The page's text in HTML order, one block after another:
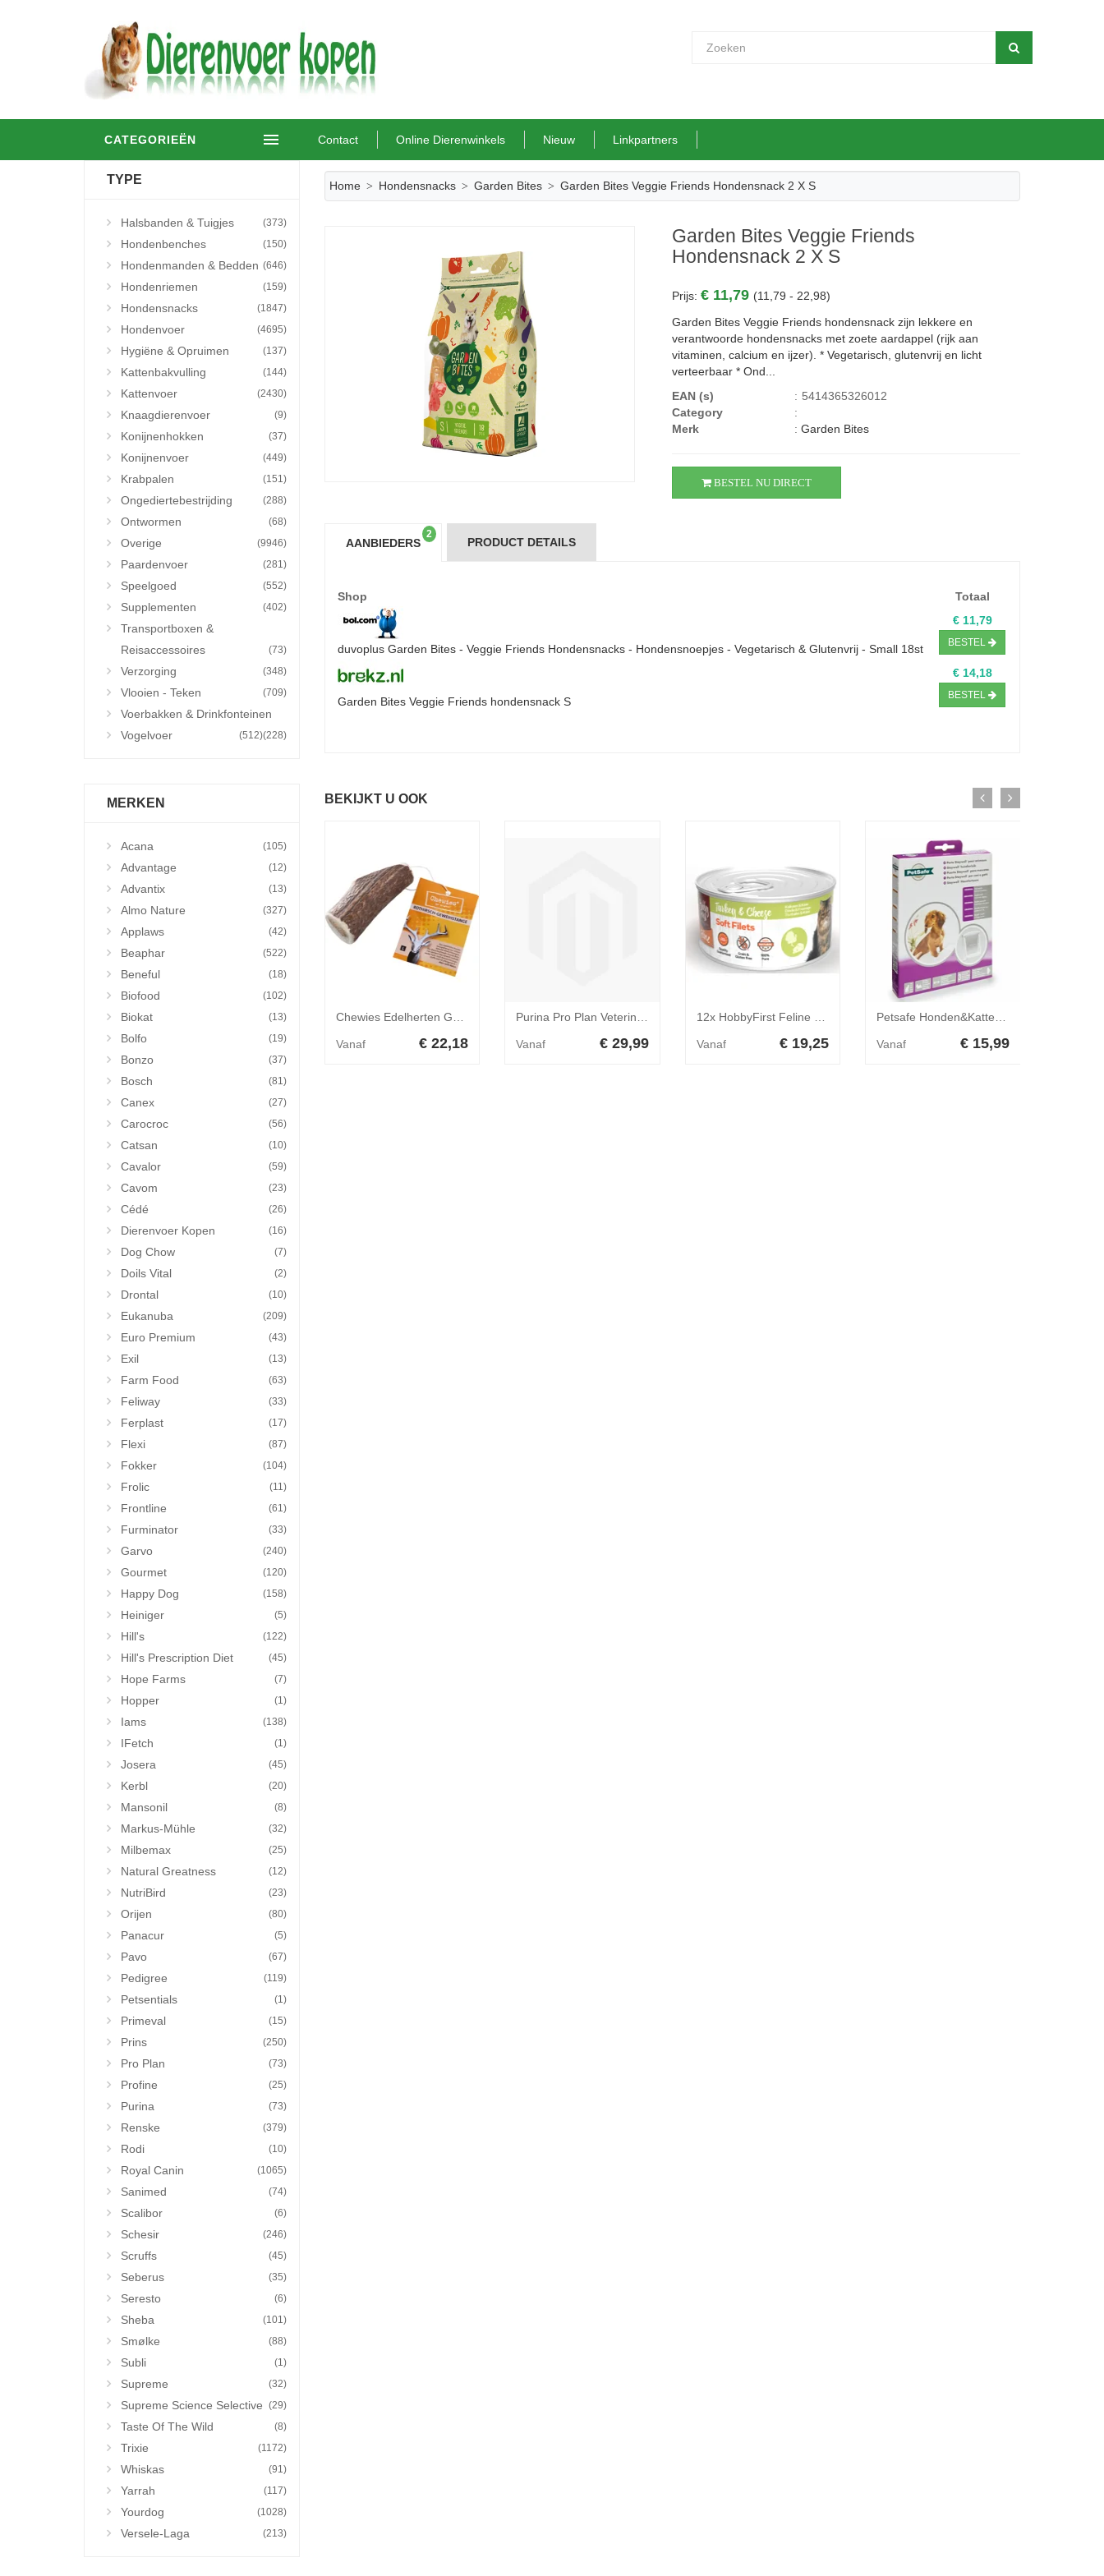
CATEGORIEËN Contact Online Dierenwinkels Nieuw Linkpartners
TYPE
Halsbanden & Tuigjes (373)
Hondenbenches (150)
Hondenmanden & Bedden (646)
Hondenriemen (159)
Hondensnacks (1847)
Hondenvoer (4695)
Hygiëne & Opruimen (137)
Kattenbakvulling (144)
Kattenvoer (2430)
Knaagdierenvoer (9)
Konijnenhokken (37)
Konijnenvoer (449)
Krabpalen (151)
Ongediertebestrijding (288)
Ontwormen (68)
Overige (9946)
Paardenvoer (281)
Speelgoed (552)
Supplementen (402)
Transportboxen &
Reisaccessoires
(73)
Verzorging (348)
Vlooien - Teken (709)
Voerbakken & Drinkfonteinen
(228)
Vogelvoer (512)
MERKEN
Acana (105)
Advantage (12)
Advantix (13)
Almo Nature (327)
Applaws (42)
Beaphar (522)
Beneful (18)
Biofood (102)
Biokat (13)
Bolfo (19)
Bonzo (37)
Bosch (81)
Canex (27)
Carocroc (56)
Catsan (10)
Cavalor (59)
Cavom (23)
Cédé (26)
Dierenvoer Kopen (16)
Dog Chow (7)
Doils Vital (2)
Drontal (10)
Eukanuba (209)
Euro Premium (43)
Exil (13)
Farm Food (63)
Feliway (33)
Ferplast (17)
Flexi (87)
Fokker (104)
Frolic (11)
Frontline (61)
Furminator (33)
Garvo (240)
Gourmet (120)
Happy Dog (158)
Heiniger (5)
Hill's (122)
Hill's Prescription Diet (45)
Hope Farms (7)
Hopper (1)
Iams (138)
IFetch (1)
Josera (45)
Kerbl (20)
Mansonil (8)
Markus-Mühle (32)
Milbemax (25)
Natural Greatness (12)
NutriBird (23)
Orijen (80)
Panacur (5)
Pavo (67)
Pedigree (119)
Petsentials (1)
Primeval (15)
Prins (250)
Pro Plan (73)
Profine (25)
Purina (73)
Renske (379)
Rodi (10)
Royal Canin (1065)
Sanimed (74)
Scalibor (6)
Schesir (246)
Scruffs (45)
Seberus (35)
Seresto (6)
Sheba (101)
Smølke (88)
Subli (1)
Supreme (32)
Supreme Science Selective (29)
Taste Of The Wild (8)
Trixie (1172)
Whiskas (91)
Yarrah (117)
Yourdog (1028)
Versele-Laga (213)
Home Hondensnacks Garden Bites Garden Bites Veggie Friends Hondensnack 2 X S
Garden Bites Veggie Friends
Hondensnack 2 X S
Prijs:€ 11,79 (11,79 - 22,98)
Garden Bites Veggie Friends hondensnack zijn lekkere en
verantwoorde hondensnacks met zoete aardappel (rijk aan
vitaminen, calcium en ijzer). * Vegetarisch, glutenvrij en licht
verteerbaar * Ond...
EAN (s)
: 5414365326012
Category
:
Merk
:Garden Bites
BESTEL NU DIRECT
AANBIEDERS
2
PRODUCT DETAILS
Shop Totaal
duvoplus Garden Bites - Veggie Friends Hondensnacks - Hondensnoepjes - Vegetarisch & Glutenvrij - Small 18st
€ 11,79
BESTEL
Garden Bites Veggie Friends hondensnack S
€ 14,18
BESTEL
BEKIJKT U OOK
Vanaf € 22,18 Vanaf € 29,99 Vanaf € 19,25 Vanaf € 15,99